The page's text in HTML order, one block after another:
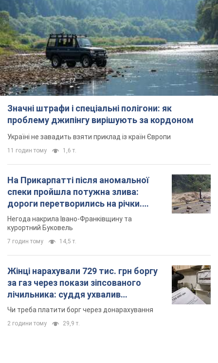
Значні штрафи і спеціальні полігони: як
проблему джипінгу вирішують за кордоном
Україні не завадить взяти приклад із країн Європи
11 годин тому 1,6 т.
На Прикарпатті після аномальної
спеки пройшла потужна злива:
дороги перетворились на річки.
Відео
Негода накрила Івано-Франківщину та
курортний Буковель
7 годин тому 14,5 т.
Жінці нарахували 729 тис. грн боргу
за газ через покази зіпсованого
лічильника: суддя ухвалив
неочікуване рішення
Чи треба платити борг через донарахування
2 години тому 29,9 т.